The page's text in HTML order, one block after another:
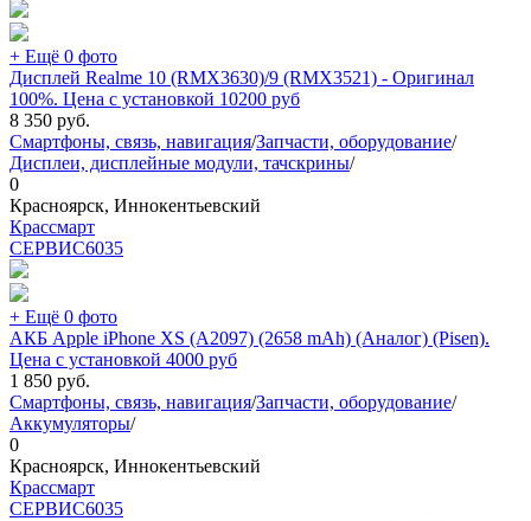
+ Ещё 0 фото
Дисплей Realme 10 (RMX3630)/9 (RMX3521) - Оригинал
100%. Цена с установкой 10200 руб
8 350 руб.
Смартфоны, связь, навигация/Запчасти, оборудование/
Дисплеи, дисплейные модули, тачскрины/
0
Красноярск, Иннокентьевский
Крассмарт
СЕРВИС6035
+ Ещё 0 фото
АКБ Apple iPhone XS (A2097) (2658 mAh) (Аналог) (Pisen).
Цена с установкой 4000 руб
1 850 руб.
Смартфоны, связь, навигация/Запчасти, оборудование/
Аккумуляторы/
0
Красноярск, Иннокентьевский
Крассмарт
СЕРВИС6035